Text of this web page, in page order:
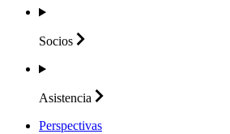
Socios
Asistencia
Perspectivas